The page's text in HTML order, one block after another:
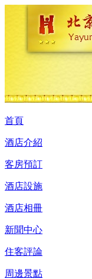
首頁
酒店介紹
客房預訂
酒店設施
酒店相冊
新聞中心
住客評論
周邊景點